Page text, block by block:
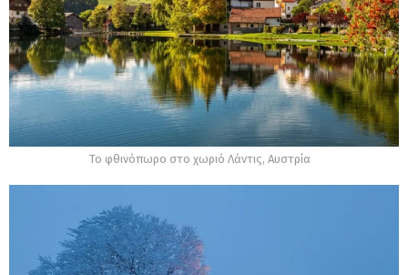
Το φθινόπωρο στο χωριό Λάντις, Αυστρία